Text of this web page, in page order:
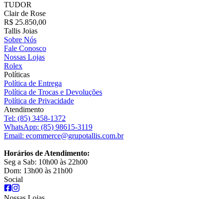
TUDOR
Clair de Rose
R$ 25.850,00
Tallis Joias
Sobre Nós
Fale Conosco
Nossas Lojas
Rolex
Políticas
Política de Entrega
Política de Trocas e Devoluções
Política de Privacidade
Atendimento
Tel: (85) 3458-1372
WhatsApp: (85) 98615-3119
Email: ecommerce@grupotallis.com.br
Horários de Atendimento:
Seg a Sab: 10h00 às 22h00
Dom: 13h00 às 21h00
Social